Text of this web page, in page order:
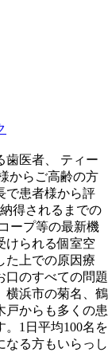
歯医者、 ティー
からご高齢の方
で患者様から評
得されるまでの
ープ等の最新機
けられる個室空
た上での原因療
口のすべての問題
横浜市の菊名、鶴
戸からも多くの患
1日平均100名を
なる方もいらっし